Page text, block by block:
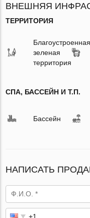
ВНЕШНЯЯ
ТЕРРИТОРИЯ
Благоустроенная
зеленая
территория
СПА, БАССЕЙН И Т.П.
Бассейн
НАПИСАТЬ